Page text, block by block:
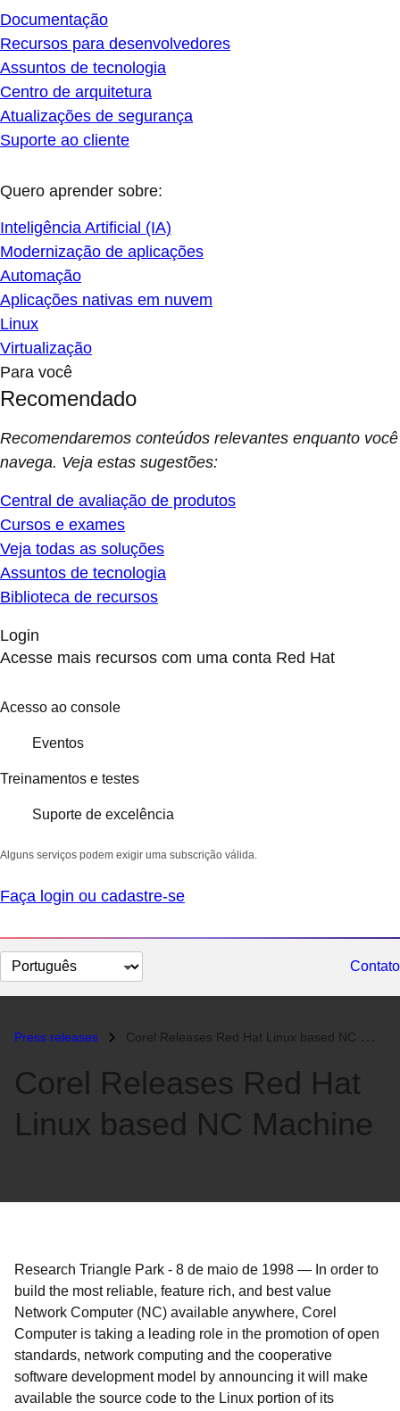
Documentação
Recursos para desenvolvedores
Assuntos de tecnologia
Centro de arquitetura
Atualizações de segurança
Suporte ao cliente
Quero aprender sobre:
Inteligência Artificial (IA)
Modernização de aplicações
Automação
Aplicações nativas em nuvem
Linux
Virtualização
Para você
Recomendado
Recomendaremos conteúdos relevantes enquanto você
navega. Veja estas sugestões:
Central de avaliação de produtos
Cursos e exames
Veja todas as soluções
Assuntos de tecnologia
Biblioteca de recursos
Login
Acesse mais recursos com uma conta Red Hat
Acesso ao console
Eventos
Treinamentos e testes
Suporte de excelência
Alguns serviços podem exigir uma subscrição válida.
Faça login ou cadastre-se
Selecionar
idioma
Contato
Press releases Corel Releases Red Hat Linux based NC Machine...
Corel Releases Red Hat
Linux based NC Machine
Research Triangle Park - 8 de maio de 1998 — In order to
build the most reliable, feature rich, and best value
Network Computer (NC) available anywhere, Corel
Computer is taking a leading role in the promotion of open
standards, network computing and the cooperative
software development model by announcing it will make
available the source code to the Linux portion of its